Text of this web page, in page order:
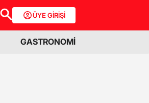
ÜYE GİRİŞİ
GASTRONOMİ